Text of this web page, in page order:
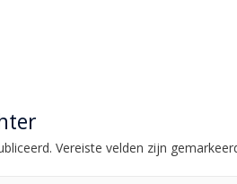
Vereiste velden zijn